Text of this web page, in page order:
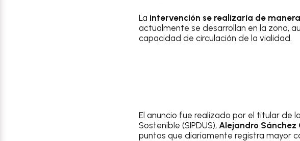
La intervención se realizaría de
actualmente se desarrollan en la zona,
capacidad de circulación de la vialidad.
El anuncio fue realizado por el titular de
Sostenible (SIPDUS), Alejandro Sánchez
puntos que diariamente registra mayor